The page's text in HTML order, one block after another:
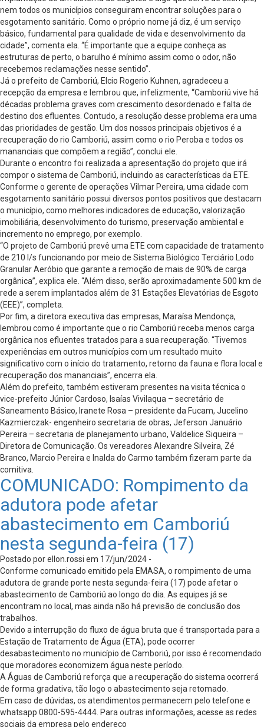
nem todos os municípios conseguiram encontrar soluções para o
esgotamento sanitário. Como o próprio nome já diz, é um serviço
básico, fundamental para qualidade de vida e desenvolvimento da
cidade”, comenta ela. “É importante que a equipe conheça as
estruturas de perto, o barulho é mínimo assim como o odor, não
recebemos reclamações nesse sentido”.
Já o prefeito de Camboriú, Elcio Rogerio Kuhnen, agradeceu a
recepção da empresa e lembrou que, infelizmente, “Camboriú vive há
décadas problema graves com crescimento desordenado e falta de
destino dos efluentes. Contudo, a resolução desse problema era uma
das prioridades de gestão. Um dos nossos principais objetivos é a
recuperação do rio Camboriú, assim como o rio Peroba e todos os
mananciais que compõem a região”, conclui ele.
Durante o encontro foi realizada a apresentação do projeto que irá
compor o sistema de Camboriú, incluindo as características da ETE.
Conforme o gerente de operações Vilmar Pereira, uma cidade com
esgotamento sanitário possui diversos pontos positivos que destacam
o município, como melhores indicadores de educação, valorização
imobiliária, desenvolvimento do turismo, preservação ambiental e
incremento no emprego, por exemplo.
“O projeto de Camboriú prevê uma ETE com capacidade de tratamento
de 210 l/s funcionando por meio de Sistema Biológico Terciário Lodo
Granular Aeróbio que garante a remoção de mais de 90% de carga
orgânica”, explica ele. “Além disso, serão aproximadamente 500 km de
rede a serem implantados além de 31 Estações Elevatórias de Esgoto
(EEE)”, completa.
Por fim, a diretora executiva das empresas, Maraísa Mendonça,
lembrou como é importante que o rio Camboriú receba menos carga
orgânica nos efluentes tratados para a sua recuperação. “Tivemos
experiências em outros municípios com um resultado muito
significativo com o início do tratamento, retorno da fauna e flora local e
recuperação dos mananciais”, encerra ela.
Além do prefeito, também estiveram presentes na visita técnica o
vice-prefeito Júnior Cardoso, Isaías Vivilaqua – secretário de
Saneamento Básico, Iranete Rosa – presidente da Fucam, Jucelino
Kazmierczak- engenheiro secretaria de obras, Jeferson Januário
Pereira – secretaria de planejamento urbano, Valdelice Siqueira –
Diretora de Comunicação. Os vereadores Alexandre Silveira, Zé
Branco, Marcio Pereira e Inalda do Carmo também fizeram parte da
comitiva.
COMUNICADO: Rompimento da
adutora pode afetar
abastecimento em Camboriú
nesta segunda-feira (17)
Postado por ellon.rossi em 17/jun/2024 -
Conforme comunicado emitido pela EMASA, o rompimento de uma
adutora de grande porte nesta segunda-feira (17) pode afetar o
abastecimento de Camboriú ao longo do dia. As equipes já se
encontram no local, mas ainda não há previsão de conclusão dos
trabalhos.
Devido a interrupção do fluxo de água bruta que é transportada para a
Estação de Tratamento de Água (ETA), pode ocorrer
desabastecimento no município de Camboriú, por isso é recomendado
que moradores economizem água neste período.
A Águas de Camboriú reforça que a recuperação do sistema ocorrerá
de forma gradativa, tão logo o abastecimento seja retomado.
Em caso de dúvidas, os atendimentos permanecem pelo telefone e
whatsapp 0800-595-4444. Para outras informações, acesse as redes
sociais da empresa pelo endereço